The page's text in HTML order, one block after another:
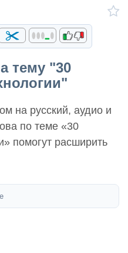
тему "30
на русский, аудио и
по теме «30
помогут расширить